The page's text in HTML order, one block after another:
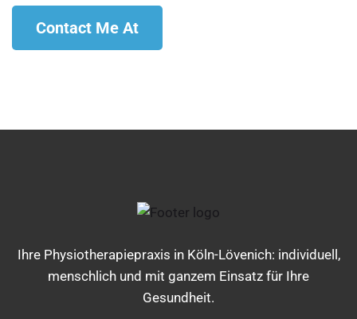
Contact Me At
Ihre Physiotherapiepraxis in Köln-Lövenich: individuell,
menschlich und mit ganzem Einsatz für Ihre
Gesundheit.